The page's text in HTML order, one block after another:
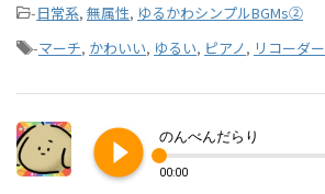
-日常系, 無属性, ゆるかわシンプルBGMs②
-マーチ, かわいい, ゆるい, ピアノ, リコーダー
play_circle_filled のんべんだらり
00:00